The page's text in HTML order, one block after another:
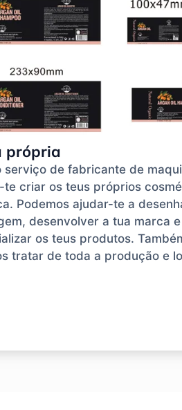
própria
serviço de fabricante de
te criar os teus próprios
Podemos ajudar-te a
desenvolver a tua marca e
os teus produtos.
tratar de toda a produção e